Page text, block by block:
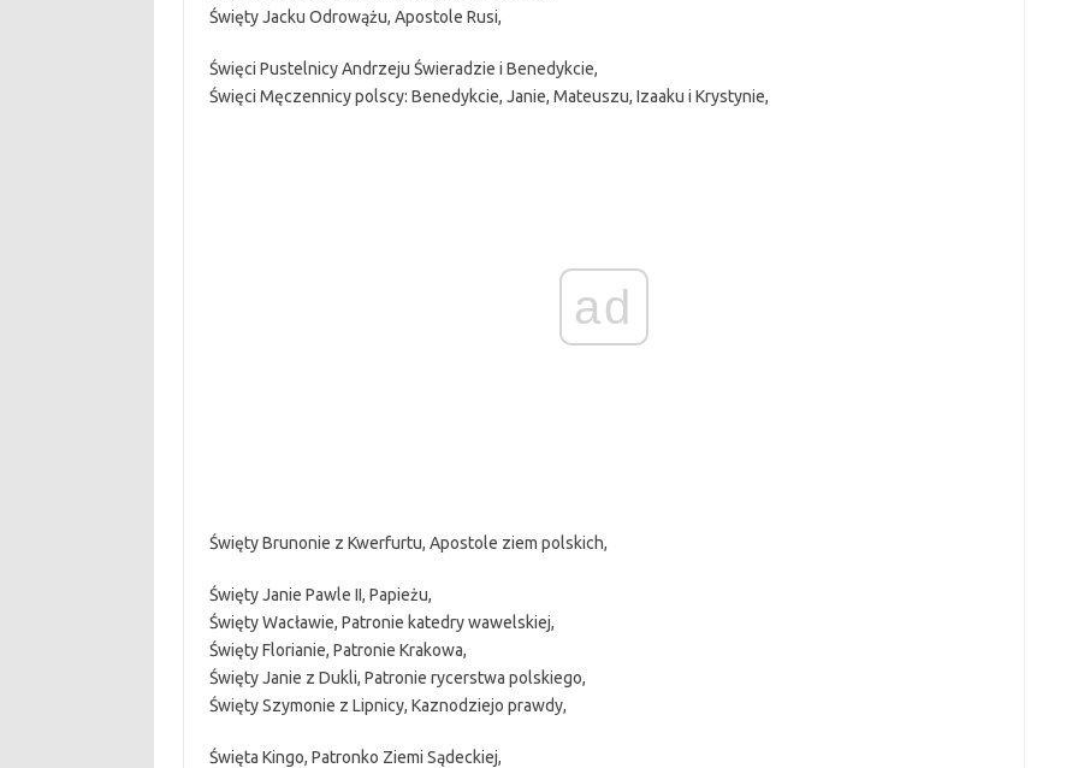
Święty Jacku Odrowążu, Apostole Rusi,
Święci Pustelnicy Andrzeju Świeradzie i Benedykcie,
Święci Męczennicy polscy: Benedykcie, Janie, Mateuszu, Izaaku i Krystynie,
ad
Święty Brunonie z Kwerfurtu, Apostole ziem polskich,
Święty Janie Pawle II, Papieżu,
Święty Wacławie, Patronie katedry wawelskiej,
Święty Florianie, Patronie Krakowa,
Święty Janie z Dukli, Patronie rycerstwa polskiego,
Święty Szymonie z Lipnicy, Kaznodziejo prawdy,
Święta Kingo, Patronko Ziemi Sądeckiej,